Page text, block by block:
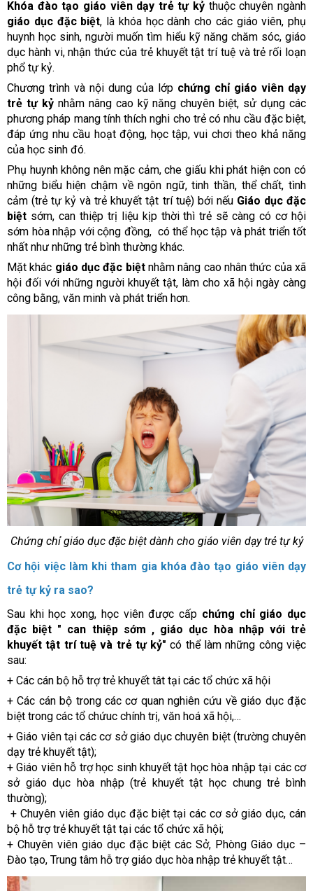
Khóa đào tạo giáo viên dạy trẻ tự kỷ thuộc chuyên ngành
giáo dục đặc biệt, là khóa học dành cho các giáo viên, phụ
huynh học sinh, người muốn tìm hiểu kỹ năng chăm sóc, giáo
dục hành vi, nhận thức của trẻ khuyết tật trí tuệ và trẻ rối loạn
phổ tự kỷ.
Chương trình và nội dung của lớp chứng chỉ giáo viên dạy
trẻ tự kỷnhằm nâng cao kỹ năng chuyên biệt, sử dụng các
phương pháp mang tính thích nghi cho trẻ có nhu cầu đặc biệt,
đáp ứng nhu cầu hoạt động, học tập, vui chơi theo khả năng
của học sinh đó.
Phụ huynh không nên mặc cảm, che giấu khi phát hiện con có
những biểu hiện chậm về ngôn ngữ, tinh thần, thể chất, tình
cảm (trẻ tự kỷ và trẻ khuyết tật trí tuệ) bới nếu Giáo dục đặc
biệt sớm, can thiệp trị liệu kịp thời thì trẻ sẽ càng có cơ hội
sớm hòa nhập với cộng đồng, có thể học tập và phát triển tốt
nhất như những trẻ bình thường khác.
Mặt khác giáo dục đặc biệtnhằm nâng cao nhân thức của xã
hội đối với những người khuyết tật, làm cho xã hội ngày càng
công bằng, văn minh và phát triển hơn.
Chứng chỉ giáo dục đặc biệt dành cho giáo viên dạy trẻ tự kỷ
Cơ hội việc làm khi tham gia khóa đào tạo giáo viên dạy
trẻ tự kỷ ra sao?
Sau khi học xong, học viên được cấp chứng chỉ giáo dục
đặc biệt " can thiệp sớm , giáo dục hòa nhập với trẻ
khuyết tật trí tuệ và trẻ tự kỷ" có thể làm những công việc
sau:
+ Các cán bộ hỗ trợ trẻ khuyết tât tại các tổ chức xã hội
+ Các cán bộ trong các cơ quan nghiên cứu về giáo dục đặc
biệt trong các tổ chứuc chính trị, văn hoá xã hội,…
+ Giáo viên tại các cơ sở giáo dục chuyên biệt (trường chuyên
dạy trẻ khuyết tật);
+ Giáo viên hỗ trợ học sinh khuyết tật học hòa nhập tại các cơ
sở giáo dục hòa nhập (trẻ khuyết tật học chung trẻ bình
thường);
+ Chuyên viên giáo dục đặc biệt tại các cơ sở giáo dục, cán
bộ hỗ trợ trẻ khuyết tật tại các tổ chức xã hội;
+ Chuyên viên giáo dục đặc biệt các Sở, Phòng Giáo dục –
Đào tạo, Trung tâm hỗ trợ giáo dục hòa nhập trẻ khuyết tật…